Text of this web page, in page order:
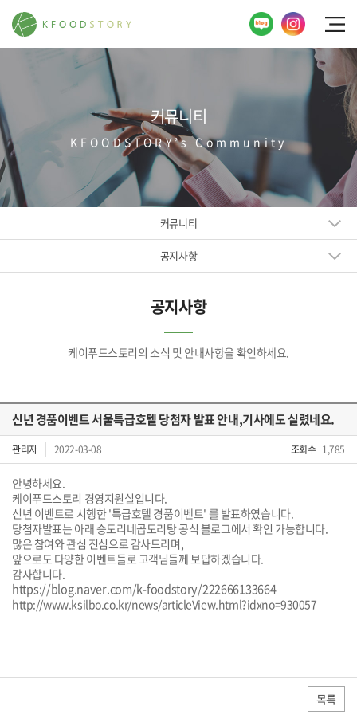
커뮤니티
KFOODSTORY’s Community
커뮤니티
공지사항
공지사항
케이푸드스토리의 소식 및 안내사항을 확인하세요.
신년 경품이벤트 서울특급호텔 당첨자 발표 안내,기사에도 실렸네요.
관리자 2022-03-08 조회수 1,785
안녕하세요.
케이푸드스토리 경영지원실입니다.
신년 이벤트로 시행한 '특급호텔 경품이벤트' 를 발표하였습니다.
당첨자발표는 아래 승도리네곱도리탕 공식 블로그에서 확인 가능합니다.
많은 참여와 관심 진심으로 감사드리며,
앞으로도 다양한 이벤트들로 고객님들께 보답하겠습니다.
감사합니다.
https://blog.naver.com/k-foodstory/222666133664
http://www.ksilbo.co.kr/news/articleView.html?idxno=930057
목록